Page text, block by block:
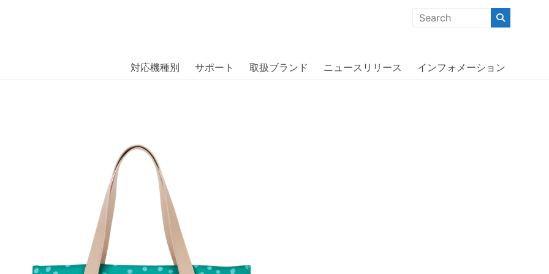
には、日本では珍しい「海外ブランド」をはじめ「ユニークな商品」「機能的な商品」「コストパフォーマンスの高い商
対応機種別 サポート 取扱ブランド ニュースリリース インフォメーション